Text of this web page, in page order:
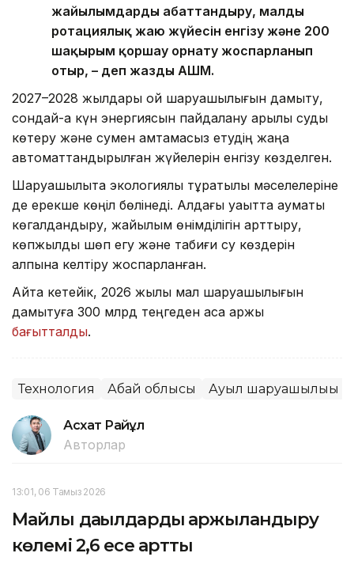
жайылымдарды абаттандыру, малды
ротациялық жаю жүйесін енгізу және 200
шақырым қоршау орнату жоспарланып
отыр, – деп жазды АШМ.
2027–2028 жылдары қой шаруашылығын дамыту,
сондай-ақ күн энергиясын пайдалану арқылы суды
көтеру және сумен қамтамасыз етудің жаңа
автоматтандырылған жүйелерін енгізу көзделген.
Шаруашылықта экологиялық тұрақтылық мәселелеріне
де ерекше көңіл бөлінеді. Алдағы уақытта аумақты
көгалдандыру, жайылым өнімділігін арттыру,
көпжылдық шөп егу және табиғи су көздерін
қалпына келтіру жоспарланған.
Айта кетейік, 2026 жылы мал шаруашылығын
дамытуға 300 млрд теңгеден аса қаржы
бағытталды.
Технология Абай облысы Ауыл шаруашылығы
Асхат Райқұл
Авторлар
13:01, 06 Тамыз 2026
Майлы дақылдарды қаржыландыру
көлемі 2,6 есе артты